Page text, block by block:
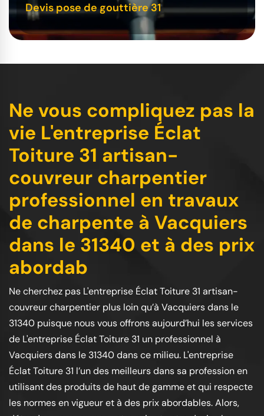
Devis pose de gouttière 31
Ne vous compliquez pas la
vie L'entreprise Éclat
Toiture 31 artisan-
couvreur charpentier
professionnel en travaux
de charpente à Vacquiers
dans le 31340 et à des prix
abordab
Ne cherchez pas L'entreprise Éclat Toiture 31 artisan-
couvreur charpentier plus loin qu’à Vacquiers dans le
31340 puisque nous vous offrons aujourd’hui les services
de L'entreprise Éclat Toiture 31 un professionnel à
Vacquiers dans le 31340 dans ce milieu. L'entreprise
Éclat Toiture 31 l’un des meilleurs dans sa profession en
utilisant des produits de haut de gamme et qui respecte
les normes en vigueur et à des prix abordables. Alors,